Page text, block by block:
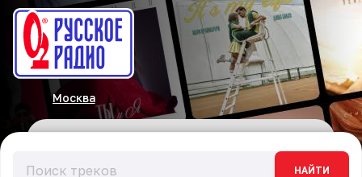
Москва
НАЙТИ